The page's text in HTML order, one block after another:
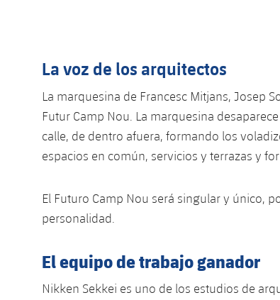
La voz de los arquitectos
La marquesina de Francesc Mitjans, Josep
Futur Camp Nou. La marquesina
calle, de dentro afuera, formando los
espacios en común, servicios y terrazas y
El Futuro Camp Nou será singular y único,
personalidad.
El equipo de trabajo ganador
Nikken Sekkei es uno de los estudios de